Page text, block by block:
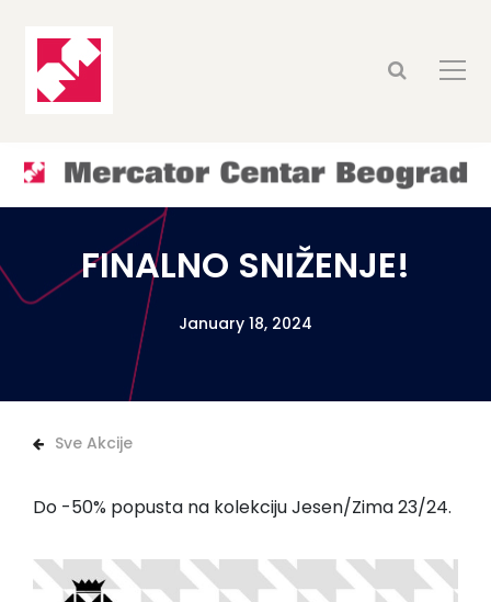
FINALNO SNIŽENJE!
January 18, 2024
Sve Akcije
Do -50% popusta na kolekciju Jesen/Zima 23/24.